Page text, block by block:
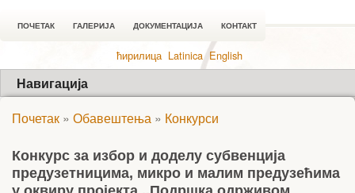
ПОЧЕТАК ГАЛЕРИЈА ДОКУМЕНТАЦИЈА КОНТАКТ
ћирилица Latinica English
Навигација
Почетак » Обавештења » Конкурси
Конкурс за избор и доделу субвенција
предузетницима, микро и малим предузећима